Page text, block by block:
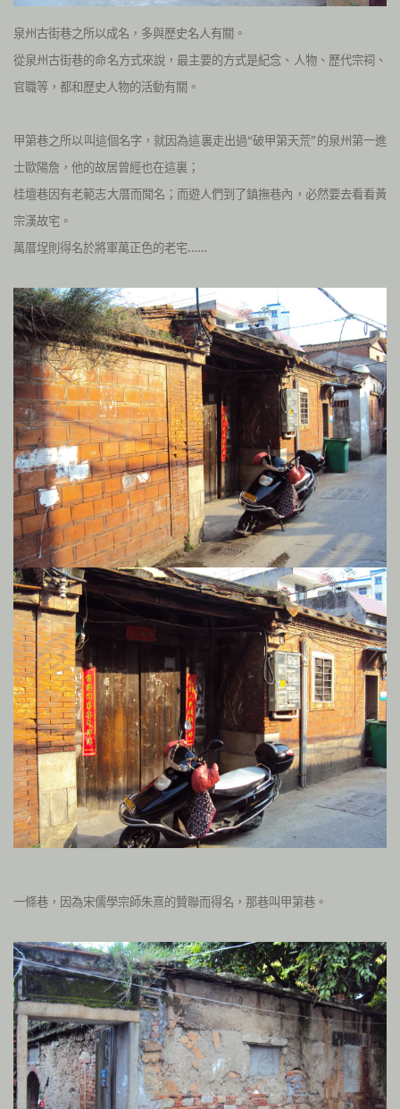
泉州古街巷之所以成名，多與歷史名人有關。
從泉州古街巷的命名方式來說，最主要的方式是紀念、人物、歷代宗祠、
官職等，都和歷史人物的活動有關。
甲第巷之所以叫這個名字，就因為這裏走出過“破甲第天荒”的泉州第一進
士歐陽詹，他的故居曾經也在這裏；
桂壇巷因有老範志大厝而聞名；而遊人們到了鎮撫巷內，必然要去看看黃
宗漢故宅。
萬厝埕則得名於將軍萬正色的老宅……
一條巷，因為宋儒學宗師朱熹的贊聯而得名，那巷叫甲第巷。